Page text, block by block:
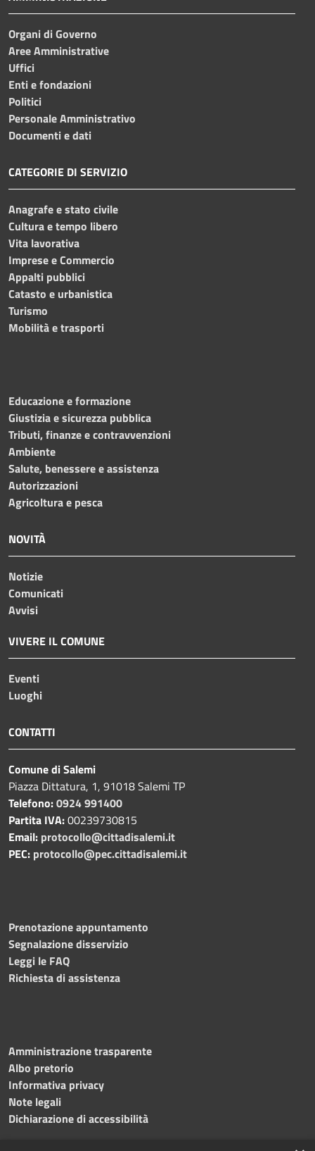
Organi di Governo
Aree Amministrative
Uffici
Enti e fondazioni
Politici
Personale Amministrativo
Documenti e dati
CATEGORIE DI SERVIZIO
Anagrafe e stato civile
Cultura e tempo libero
Vita lavorativa
Imprese e Commercio
Appalti pubblici
Catasto e urbanistica
Turismo
Mobilità e trasporti
Educazione e formazione
Giustizia e sicurezza pubblica
Tributi, finanze e contravvenzioni
Ambiente
Salute, benessere e assistenza
Autorizzazioni
Agricoltura e pesca
NOVITÀ
Notizie
Comunicati
Avvisi
VIVERE IL COMUNE
Eventi
Luoghi
CONTATTI
Comune di Salemi
Piazza Dittatura, 1, 91018 Salemi TP
Telefono:0924 991400
Partita IVA:00239730815
Email: protocollo@cittadisalemi.it
PEC: protocollo@pec.cittadisalemi.it
Prenotazione appuntamento
Segnalazione disservizio
Leggi le FAQ
Richiesta di assistenza
Amministrazione trasparente
Albo pretorio
Informativa privacy
Note legali
Dichiarazione di accessibilità